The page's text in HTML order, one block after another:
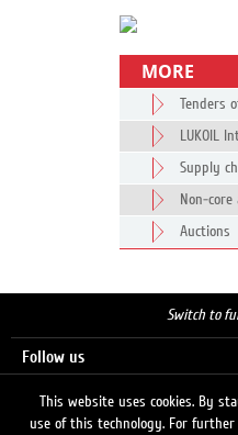
MORE
Tenders
LUKOIL
Supply
Non-core
Auctions
Switch to
Follow us
This website uses cookies. By
use of this technology. For